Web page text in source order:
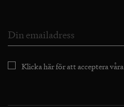
Klicka här för att acceptera våra